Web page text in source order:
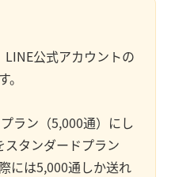
公式アカウントの
ラン（5,000通）にし
タンダードプラン
には5,000通しか送れ